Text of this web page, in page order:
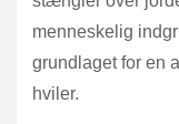
menneskelig
grundlaget for en
hviler.